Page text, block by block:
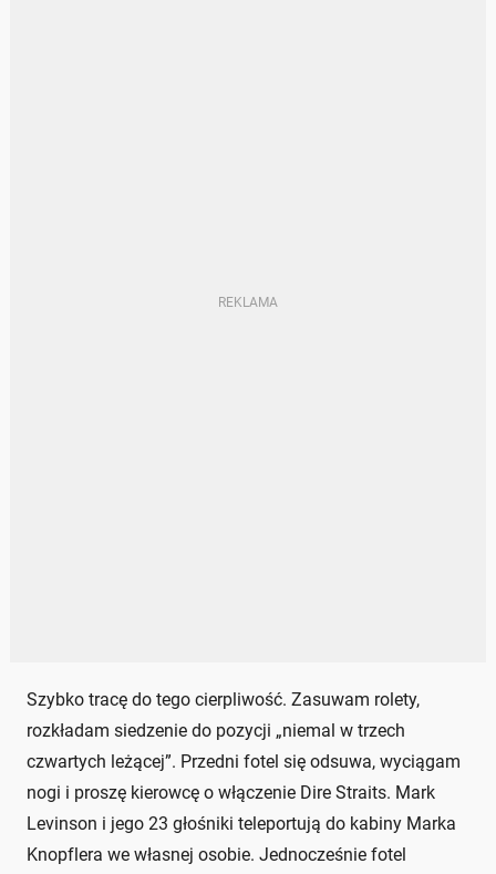
Szybko tracę do tego cierpliwość. Zasuwam rolety,
rozkładam siedzenie do pozycji „niemal w trzech
czwartych leżącej”. Przedni fotel się odsuwa, wyciągam
nogi i proszę kierowcę o włączenie Dire Straits. Mark
Levinson i jego 23 głośniki teleportują do kabiny Marka
Knopflera we własnej osobie. Jednocześnie fotel